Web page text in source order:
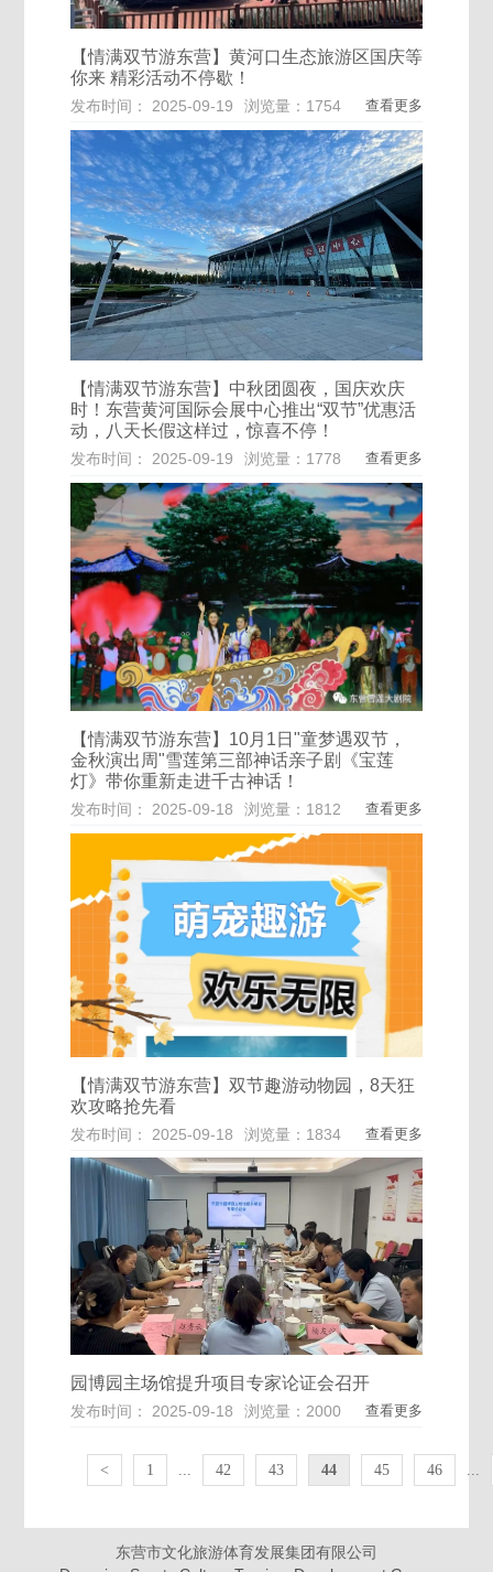
【情满双节游东营】黄河口生态旅游区国庆等
你来 精彩活动不停歇！
发布时间： 2025-09-19 浏览量：1754 查看更多
【情满双节游东营】中秋团圆夜，国庆欢庆
时！东营黄河国际会展中心推出“双节”优惠活
动，八天长假这样过，惊喜不停！
发布时间： 2025-09-19 浏览量：1778 查看更多
【情满双节游东营】10月1日"童梦遇双节，
金秋演出周"雪莲第三部神话亲子剧《宝莲
灯》带你重新走进千古神话！
发布时间： 2025-09-18 浏览量：1812 查看更多
【情满双节游东营】双节趣游动物园，8天狂
欢攻略抢先看
发布时间： 2025-09-18 浏览量：1834 查看更多
园博园主场馆提升项目专家论证会召开
发布时间： 2025-09-18 浏览量：2000 查看更多
< 1 ... 42 43 44 45 46 ...
东营市文化旅游体育发展集团有限公司